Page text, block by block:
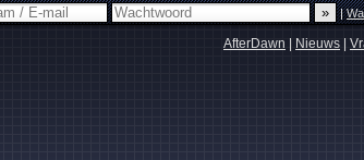
|
AfterDawn Nieuws